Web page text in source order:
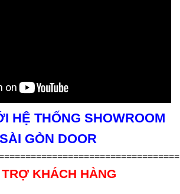
HỆ THỐNG SHOWROOM
SÀI GÒN DOOR
TRỢ KHÁCH HÀNG